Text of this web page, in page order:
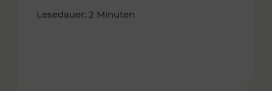
Lesedauer: 2 Minuten